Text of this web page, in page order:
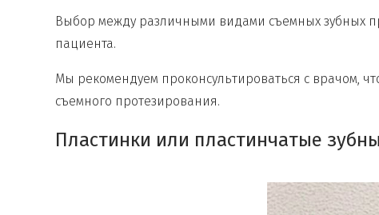
Выбор между различными видами съемных зубных
пациента.
Мы рекомендуем проконсультироваться с врачом,
съемного протезирования.
Пластинки или пластинчатые